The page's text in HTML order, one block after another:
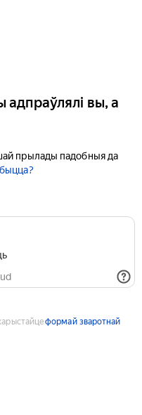
адпраўлялі вы, а
прылады падобныя да
формай зваротнай